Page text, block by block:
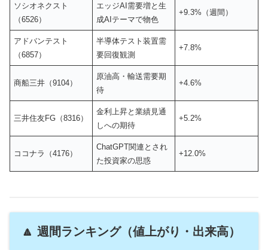
ソシオネクスト
（6526）
エッジAI需要増と生
成AIテーマで物色
+9.3%（週間）
アドバンテスト
（6857）
半導体テスト装置需
要回復観測
+7.8%
商船三井（9104）
原油高・輸送需要期
待
+4.6%
三井住友FG（8316）
金利上昇と業績見通
しへの期待
+5.2%
ココナラ（4176）
ChatGPT関連とされ
た投資家の思惑
+12.0%
🔼 週間ランキング（値上がり・出来高）